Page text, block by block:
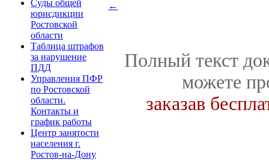
Суды общей
юрисдикции
Ростовской
области
Таблица штрафов
за нарушение
ПДД
Управления ПФР
по Ростовской
области.
Контакты и
график работы
Центр занятости
населения г.
Ростов-на-Дону
←
Полный текст
можете
заказав